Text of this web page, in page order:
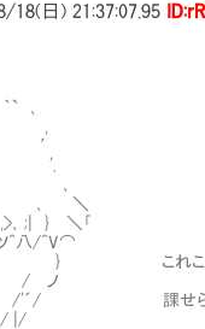
18(日) 21:37:07.95
＼
} ＼｢
/^V⌒
が「バビロ
た使命